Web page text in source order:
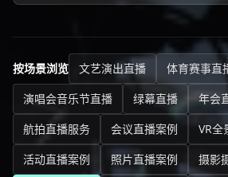
按场景浏览 文艺演出直播 体育赛事直
演唱会音乐节直播
绿幕直播 年会
航拍直播服务
会议直播案例
VR全
活动直播案例
照片直播案例
摄影